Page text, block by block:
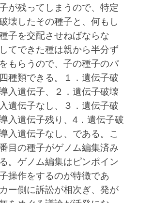
が残ってしまうので、特定
壊したその種子と、何もし
子を交配させねばならな
てできた種は親から半分ず
もらうので、子の種子のパ
種類できる。１．遺伝子破
入遺伝子、２．遺伝子破壊
遺伝子なし、３．遺伝子破
入遺伝子残り、4．遺伝子破
入遺伝子なし、である。こ
目の種子がゲノム編集済み
。ゲノム編集はピンポイン
操作をするのが特徴であ
ー側に訴訟が相次ぎ、発が